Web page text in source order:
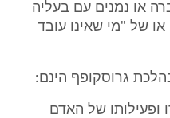
או נמנים עם בעליה
של "מי שאינו עובד
גרוסקופף הינם:
ופעילותו של האדם